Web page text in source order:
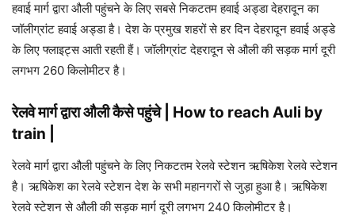
हवाई मार्ग द्वारा औली पहुंचने के लिए सबसे निकटतम हवाई अड्डा देहरादून का
जॉलीग्रांट हवाई अड्डा है। देश के प्रमुख शहरों से हर दिन देहरादून हवाई अड्डे
के लिए फ्लाइट्स आती रहती हैं। जॉलीग्रांट देहरादून से औली की सड़क मार्ग दूरी
लगभग 260 किलोमीटर है।
रेलवे मार्ग द्वारा औली कैसे पहुंचे | How to reach Auli by
train |
रेलवे मार्ग द्वारा औली पहुंचने के लिए निकटतम रेलवे स्टेशन ऋषिकेश रेलवे स्टेशन
है। ऋषिकेश का रेलवे स्टेशन देश के सभी महानगरों से जुड़ा हुआ है। ऋषिकेश
रेलवे स्टेशन से औली की सड़क मार्ग दूरी लगभग 240 किलोमीटर है।